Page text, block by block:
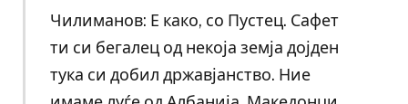
Чилиманов: Е како, со Пустец. Сафет
ти си бегалец од некоја земја дојден
тука си добил државјанство. Ние